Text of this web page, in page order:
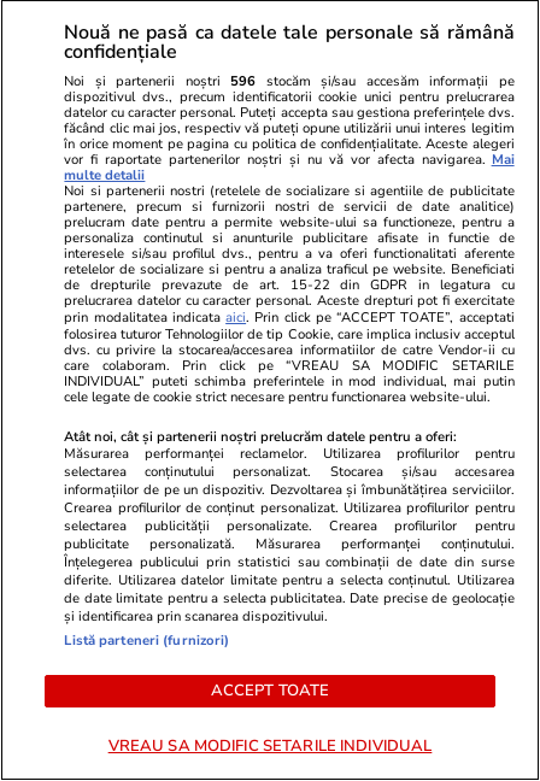
Știri România 31 iul.
Turiști cazați la un hotel de 4
stele din Constanța, prinși cu
2,6 kilograme de mezeluri și
cașcaval luate de la micul-
dejun și ascunse în cameră
Știri România 31 iul.
Ilie Bolojan cere companiilor și
autorităților publice să
economisească energie pe
timpul stării de alertă: „Fiecare
MW este important”
Știri România 31 iul.
lei din fondul de rezervă pentru
intervenții de urgență pe
Nouă ne pasă ca datele tale personale să rămână
confidențiale
Noi și partenerii noștri 596 stocăm și/sau accesăm informații pe
dispozitivul dvs., precum identificatorii cookie unici pentru prelucrarea
datelor cu caracter personal. Puteți accepta sau gestiona preferințele dvs.
făcând clic mai jos, respectiv vă puteți opune utilizării unui interes legitim
în orice moment pe pagina cu politica de confidențialitate. Aceste alegeri
vor fi raportate partenerilor noștri și nu vă vor afecta navigarea. Mai
multe detalii
Noi si partenerii nostri (retelele de socializare si agentiile de publicitate
partenere, precum si furnizorii nostri de servicii de date analitice)
prelucram date pentru a permite website-ului sa functioneze, pentru a
personaliza continutul si anunturile publicitare afisate in functie de
interesele si/sau profilul dvs., pentru a va oferi functionalitati aferente
retelelor de socializare si pentru a analiza traficul pe website. Beneficiati
de drepturile prevazute de art. 15-22 din GDPR in legatura cu
prelucrarea datelor cu caracter personal. Aceste drepturi pot fi exercitate
prin modalitatea indicataaici. Prin click pe “ACCEPT TOATE”, acceptati
folosirea tuturor Tehnologiilor de tip Cookie, care implica inclusiv acceptul
dvs. cu privire la stocarea/accesarea informatiilor de catre Vendor-ii cu
care colaboram. Prin click pe “VREAU SA MODIFIC SETARILE
INDIVIDUAL” puteti schimba preferintele in mod individual, mai putin
cele legate de cookie strict necesare pentru functionarea website-ului.
Atât noi, cât și partenerii noștri prelucrăm datele pentru a oferi:
Măsurarea performanței reclamelor. Utilizarea profilurilor pentru
selectarea conținutului personalizat. Stocarea și/sau accesarea
informațiilor de pe un dispozitiv. Dezvoltarea și îmbunătățirea serviciilor.
Crearea profilurilor de conținut personalizat. Utilizarea profilurilor pentru
selectarea publicității personalizate. Crearea profilurilor pentru
publicitate personalizată. Măsurarea performanței conținutului.
Înțelegerea publicului prin statistici sau combinații de date din surse
diferite. Utilizarea datelor limitate pentru a selecta conținutul. Utilizarea
de date limitate pentru a selecta publicitatea. Date precise de geolocație
și identificarea prin scanarea dispozitivului.
Listă parteneri (furnizori)
ACCEPT TOATE
VREAU SA MODIFIC SETARILE INDIVIDUAL